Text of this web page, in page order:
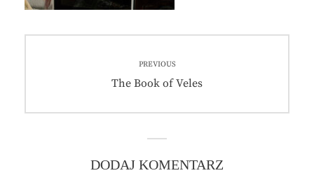
PREVIOUS
Previous
The Book of Veles
DODAJ KOMENTARZ